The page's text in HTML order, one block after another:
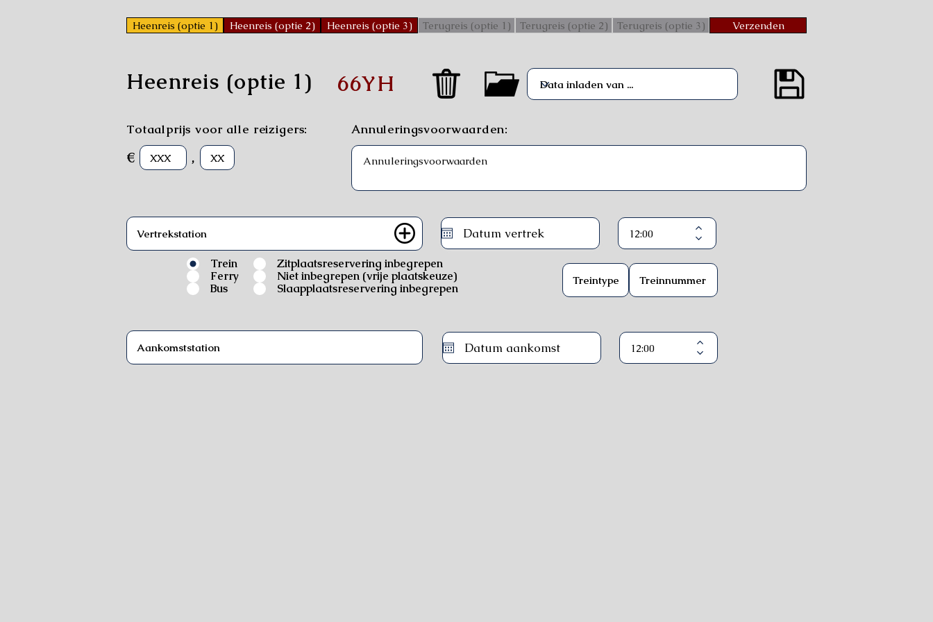
Heenreis (optie 1) Heenreis (optie 2) Heenreis (optie 3) Terugreis (optie 1) Terugreis (optie 2) Terugreis (optie 3) Verzenden
Heenreis (optie 1) 66YH
Totaalprijs voor alle reizigers:
€ ,
Annuleringsvoorwaarden:
Trein
Ferry
Bus
Zitplaatsreservering inbegrepen
Niet inbegrepen (vrije plaatskeuze)
Slaapplaatsreservering inbegrepen